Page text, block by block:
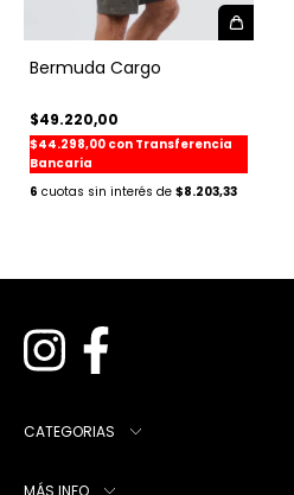
Bermuda Cargo
$49.220,00
$44.298,00 con Transferencia
Bancaria
6
$8.203,33
CATEGORIAS
MÁS INFO